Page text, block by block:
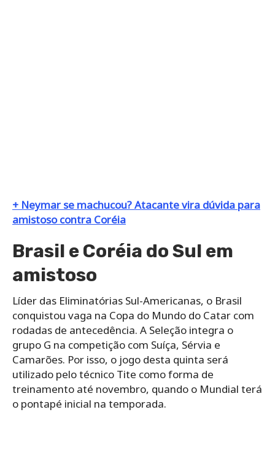
+ Neymar se machucou? Atacante vira dúvida para
amistoso contra Coréia
Brasil e Coréia do Sul em
amistoso
Líder das Eliminatórias Sul-Americanas, o Brasil
conquistou vaga na Copa do Mundo do Catar com
rodadas de antecedência. A Seleção integra o
grupo G na competição com Suíça, Sérvia e
Camarões. Por isso, o jogo desta quinta será
utilizado pelo técnico Tite como forma de
treinamento até novembro, quando o Mundial terá
o pontapé inicial na temporada.